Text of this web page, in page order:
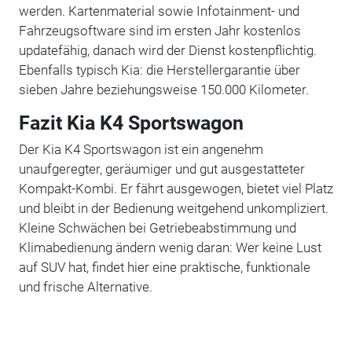
werden. Kartenmaterial sowie Infotainment- und
Fahrzeugsoftware sind im ersten Jahr kostenlos
updatefähig, danach wird der Dienst kostenpflichtig.
Ebenfalls typisch Kia: die Herstellergarantie über
sieben Jahre beziehungsweise 150.000 Kilometer.
Fazit Kia K4 Sportswagon
Der Kia K4 Sportswagon ist ein angenehm
unaufgeregter, geräumiger und gut ausgestatteter
Kompakt-Kombi. Er fährt ausgewogen, bietet viel Platz
und bleibt in der Bedienung weitgehend unkompliziert.
Kleine Schwächen bei Getriebeabstimmung und
Klimabedienung ändern wenig daran: Wer keine Lust
auf SUV hat, findet hier eine praktische, funktionale
und frische Alternative.